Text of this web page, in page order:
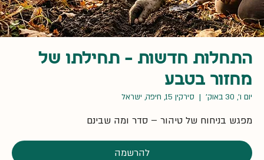
התחלות חדשות – תחילתו של
מחזור בטבע
יום ו׳, 30 באוק׳
  |
סירקין 15, חיפה, ישראל
מפגש בניחוח של טיהור – סדר ומה שבינם
להרשמה